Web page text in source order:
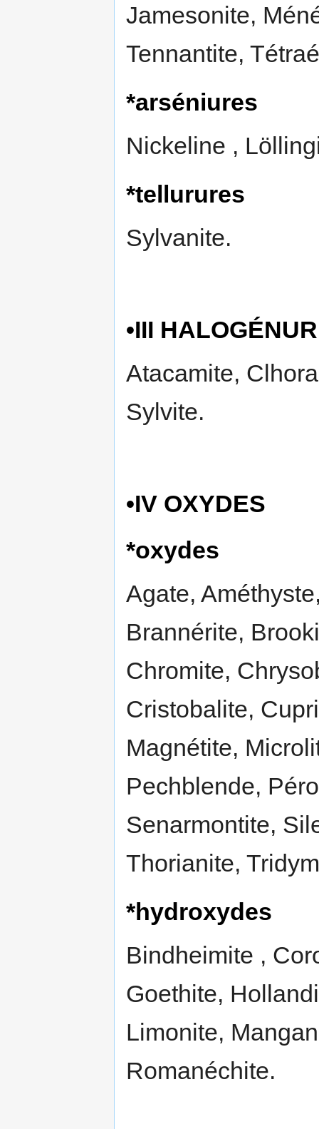
Jamesonite,
Tennantite,
*arséniures
Nickeline ,
*tellurures
Sylvanite.
•III
Atacamite,
Sylvite.
•IV OXYDES
*oxydes
Agate,
Brannérite,
Chromite,
Cristobalite,
Magnétite,
Pechblende,
Senarmontite,
Thorianite,
*hydroxydes
Bindheimite ,
Goethite,
Limonite,
Romanéchite.